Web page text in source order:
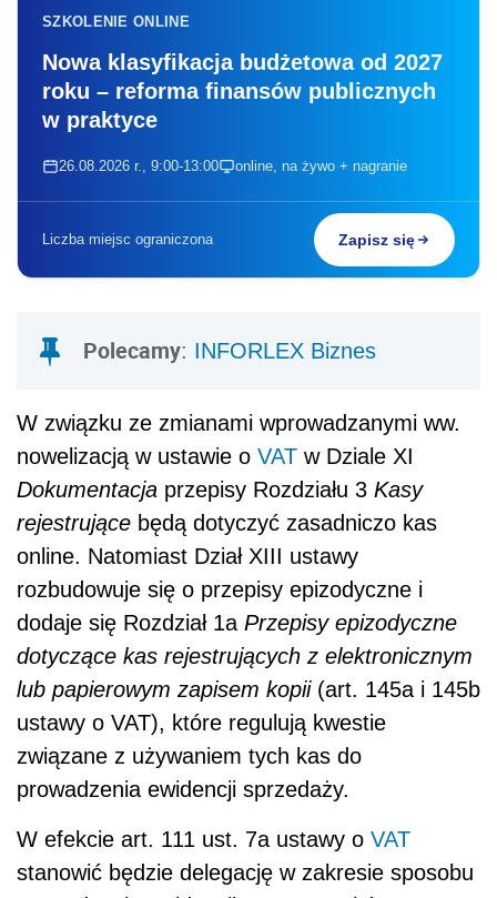
SZKOLENIE ONLINE
Nowa klasyfikacja budżetowa od 2027
roku – reforma finansów publicznych
w praktyce
26.08.2026 r., 9:00-13:00 online, na żywo + nagranie
Liczba miejsc ograniczona Zapisz się
Polecamy: INFORLEX Biznes
W związku ze zmianami wprowadzanymi ww.
nowelizacją w ustawie o VAT w Dziale XI
Dokumentacja przepisy Rozdziału 3 Kasy
rejestrujące będą dotyczyć zasadniczo kas
online. Natomiast Dział XIII ustawy
rozbudowuje się o przepisy epizodyczne i
dodaje się Rozdział 1a Przepisy epizodyczne
dotyczące kas rejestrujących z elektronicznym
lub papierowym zapisem kopii(art. 145a i 145b
ustawy o VAT), które regulują kwestie
związane z używaniem tych kas do
prowadzenia ewidencji sprzedaży.
W efekcie art. 111 ust. 7a ustawy o VAT
stanowić będzie delegację w zakresie sposobu